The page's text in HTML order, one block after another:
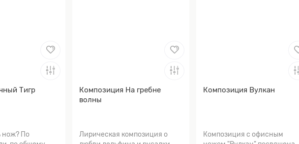
Тигр
нож? По
Композиция На гребне
волны
Лирическая композиция о
Композиция Вулкан
Композиция с офисным